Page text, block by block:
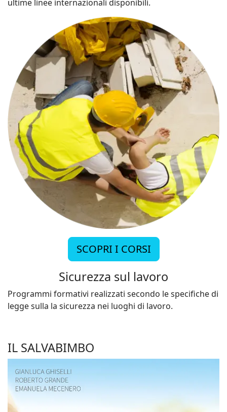
ultime linee internazionali disponibili.
SCOPRI I CORSI
Sicurezza sul lavoro
Programmi formativi realizzati secondo le specifiche di
legge sulla la sicurezza nei luoghi di lavoro.
IL SALVABIMBO